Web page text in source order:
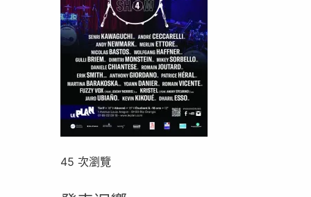
45 次瀏覽